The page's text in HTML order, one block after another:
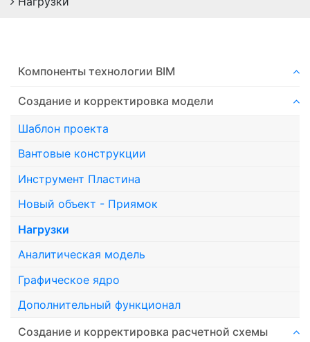
Компоненты технологии ВIM
Создание и корректировка модели
Шаблон проекта
Вантовые конструкции
Инструмент Пластина
Новый объект - Приямок
Нагрузки
Аналитическая модель
Графическое ядро
Дополнительный функционал
Создание и корректировка расчетной схемы